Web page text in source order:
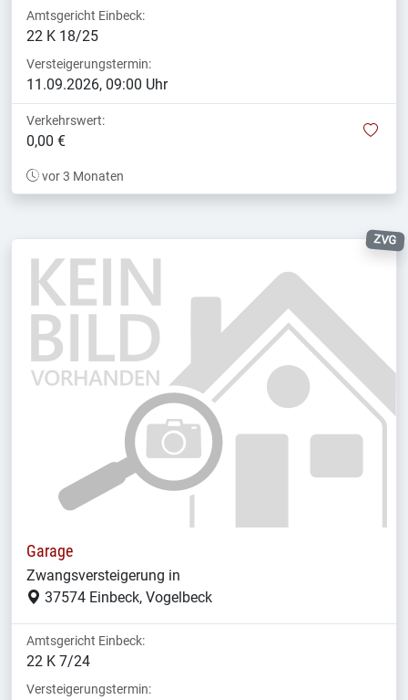
Amtsgericht Einbeck:
22 K 18/25
Versteigerungstermin:
11.09.2026, 09:00 Uhr
Verkehrswert:
0,00 €
vor 3 Monaten
ZVG
Garage
Zwangsversteigerung in
37574 Einbeck, Vogelbeck
Amtsgericht Einbeck:
22 K 7/24
Versteigerungstermin: